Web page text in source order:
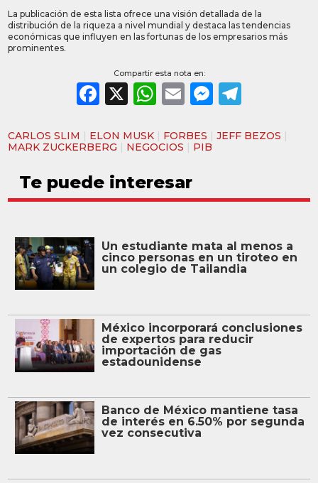
La publicación de esta lista ofrece una visión detallada de la
distribución de la riqueza a nivel mundial y destaca las tendencias
económicas que influyen en las fortunas de los empresarios más
prominentes.
Compartir esta nota en:
Facebook
X WhatsApp
Email
CARLOS SLIM | ELON MUSK | FORBES |JEFF BEZOS |
MARK ZUCKERBERG | NEGOCIOS | PIB
Te puede interesar
Un estudiante mata al menos a
cinco personas en un tiroteo en
un colegio de Tailandia
México incorporará conclusiones
de expertos para reducir
importación de gas
estadounidense
Banco de México mantiene tasa
de interés en 6.50% por segunda
vez consecutiva